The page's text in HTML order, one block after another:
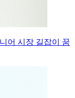
어 시장 길잡이 꿈